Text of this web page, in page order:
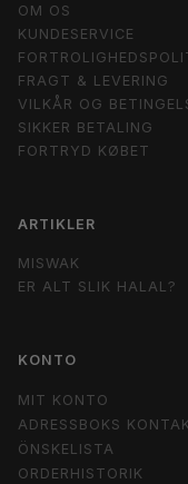
OM OS
KUNDESERVICE
FRAGT & LEVERING
VILKÅR OG
SIKKER BETALING
FORTRYD KØBET
ARTIKLER
MISWAK
ER ALT SLIK HALAL?
KONTO
MIT KONTO
ADRESSBOKS
ÖNSKELISTA
ORDERHISTORIK